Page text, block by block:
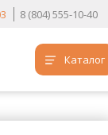
8 (804) 555-10-40
Каталог